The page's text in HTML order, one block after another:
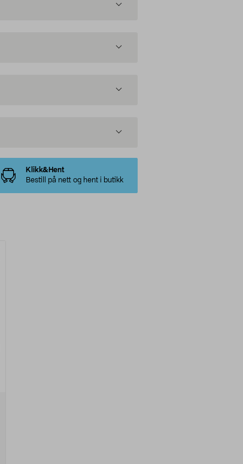
Klikk&Hent
Bestill på nett og hent i butikk